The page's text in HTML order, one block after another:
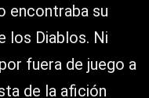
encontraba su
los Diablos. Ni
fuera de juego a
de la afición